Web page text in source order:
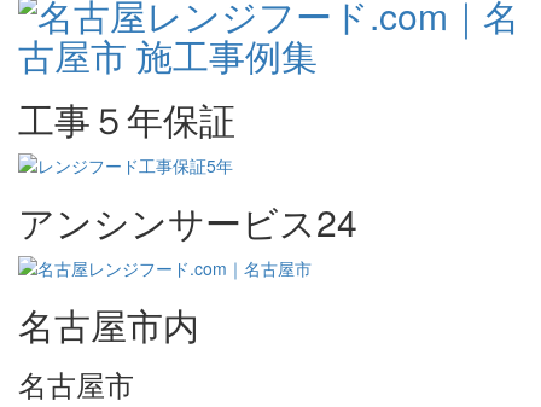
工事５年保証
アンシンサービス24
名古屋市内
名古屋市